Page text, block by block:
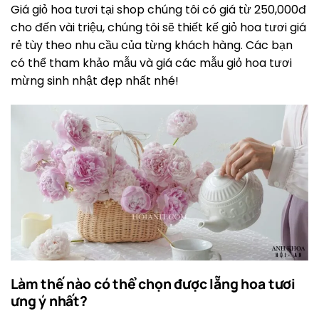
Giá giỏ hoa tươi tại shop chúng tôi có giá từ 250,000đ
cho đến vài triệu, chúng tôi sẽ thiết kế giỏ hoa tươi giá
rẻ tùy theo nhu cầu của từng khách hàng. Các bạn
có thể tham khảo mẫu và giá các mẫu giỏ hoa tươi
mừng sinh nhật đẹp nhất nhé!
Làm thế nào có thể chọn được lẵng hoa tươi
ưng ý nhất?